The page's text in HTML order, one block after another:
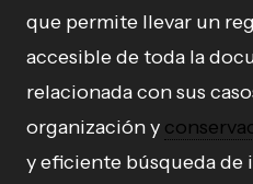
que permite llevar un
accesible de toda la
relacionada con sus
organización y
y eficiente búsqueda